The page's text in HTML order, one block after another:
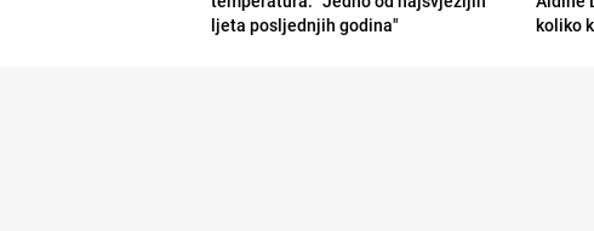
ljeta posljednjih godina"
koliko